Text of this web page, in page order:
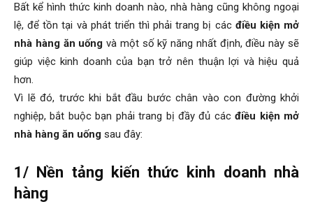
Bất kể hình thức kinh doanh nào, nhà hàng cũng không ngoại
lệ, để tồn tại và phát triển thì phải trang bị các điều kiện mở
nhà hàng ăn uống và một số kỹ năng nhất định, điều này sẽ
giúp việc kinh doanh của bạn trở nên thuận lợi và hiệu quả
hơn.
Vì lẽ đó, trước khi bắt đầu bước chân vào con đường khởi
nghiệp, bắt buộc bạn phải trang bị đầy đủ cácđiều kiện mở
nhà hàng ăn uống sau đây:
1/ Nền tảng kiến thức kinh doanh nhà
hàng